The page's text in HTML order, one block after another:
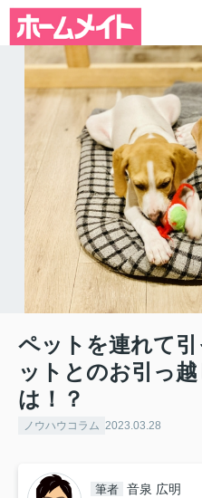
ペットを連れて
ットとのお引っ
は！？
ノウハウコラム 2023.03.28
筆者 音泉 広明